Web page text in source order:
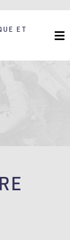
ET